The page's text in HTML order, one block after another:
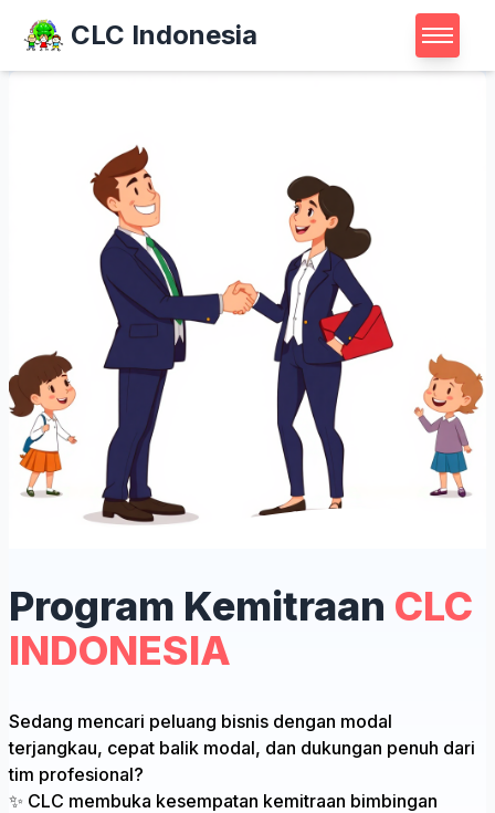
CLC Indonesia
Program Kemitraan CLC
INDONESIA
Sedang mencari peluang bisnis dengan modal
terjangkau, cepat balik modal, dan dukungan penuh dari
tim profesional?
✨ CLC membuka kesempatan kemitraan bimbingan